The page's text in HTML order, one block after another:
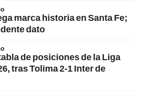
marca historia en Santa Fe;
dato
de posiciones de la Liga
tras Tolima 2-1 Inter de